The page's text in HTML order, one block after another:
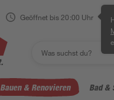
Geöffnet bis 20:00 Uhr
Bauen & Renovieren Bad &